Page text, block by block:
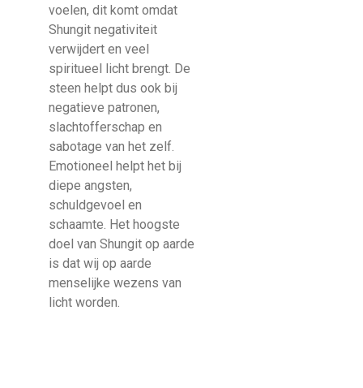
voelen, dit komt omdat
Shungit negativiteit
verwijdert en veel
spiritueel licht brengt. De
steen helpt dus ook bij
negatieve patronen,
slachtofferschap en
sabotage van het zelf.
Emotioneel helpt het bij
diepe angsten,
schuldgevoel en
schaamte. Het hoogste
doel van Shungit op aarde
is dat wij op aarde
menselijke wezens van
licht worden.